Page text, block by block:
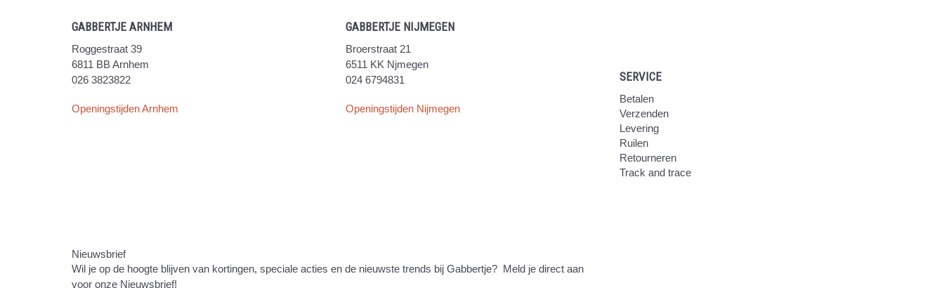
GABBERTJE ARNHEM
Roggestraat 39
6811 BB Arnhem
026 3823822
Openingstijden Arnhem
GABBERTJE NIJMEGEN
Broerstraat 21
6511 KK Njmegen
024 6794831
Openingstijden Nijmegen
SERVICE
Betalen
Verzenden
Levering
Ruilen
Retourneren
Track and trace
Nieuwsbrief
Wil je op de hoogte blijven van kortingen, speciale acties en de nieuwste trends bij Gabbertje? Meld je direct aan
voor onze Nieuwsbrief!